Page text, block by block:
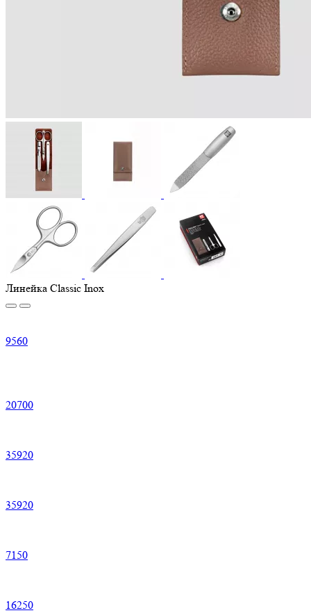
Линейка Classic Inox
9560
20700
35920
35920
7150
16250